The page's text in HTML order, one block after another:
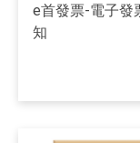
e首發票-電子發
知